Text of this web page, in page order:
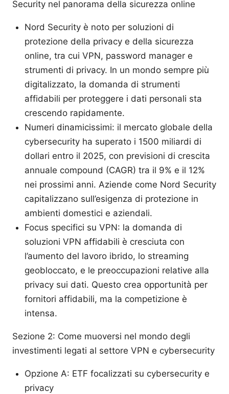
Security nel panorama della sicurezza online
Nord Security è noto per soluzioni di
protezione della privacy e della sicurezza
online, tra cui VPN, password manager e
strumenti di privacy. In un mondo sempre più
digitalizzato, la domanda di strumenti
affidabili per proteggere i dati personali sta
crescendo rapidamente.
Numeri dinamicissimi: il mercato globale della
cybersecurity ha superato i 1500 miliardi di
dollari entro il 2025, con previsioni di crescita
annuale compound (CAGR) tra il 9% e il 12%
nei prossimi anni. Aziende come Nord Security
capitalizzano sull’esigenza di protezione in
ambienti domestici e aziendali.
Focus specifici su VPN: la domanda di
soluzioni VPN affidabili è cresciuta con
l’aumento del lavoro ibrido, lo streaming
geobloccato, e le preoccupazioni relative alla
privacy sui dati. Questo crea opportunità per
fornitori affidabili, ma la competizione è
intensa.
Sezione 2: Come muoversi nel mondo degli
investimenti legati al settore VPN e cybersecurity
Opzione A: ETF focalizzati su cybersecurity e
privacy